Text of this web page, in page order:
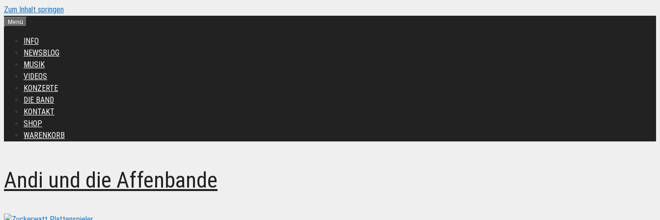
Zum Inhalt springen
Menü
INFO
NEWSBLOG
MUSIK
VIDEOS
KONZERTE
DIE BAND
KONTAKT
SHOP
WARENKORB
Andi und die Affenbande